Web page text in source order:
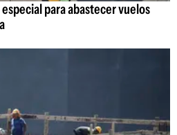
para abastecer vuelos